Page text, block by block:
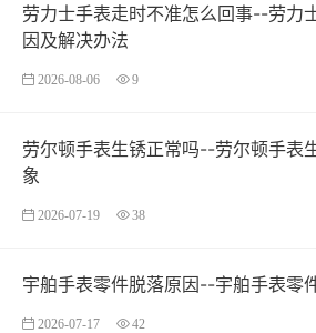
劳力士手表走时不准怎么回事--劳力
因及解决办法
2026-08-06 9
劳尔顿手表生锈正常吗--劳尔顿手表
象
2026-07-19 38
宇舶手表零件脱落原因--宇舶手表零
2026-07-17 42